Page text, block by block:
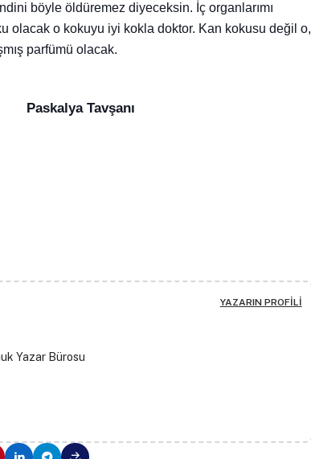
böyle öldüremez diyeceksin. İç organlarımı
olacak o kokuyu iyi kokla doktor. Kan kokusu değil o,
parfümü olacak.
Yazar Bürosu
YAZARIN PROFILI